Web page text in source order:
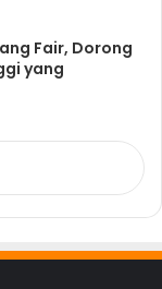
Fair, Dorong
yang